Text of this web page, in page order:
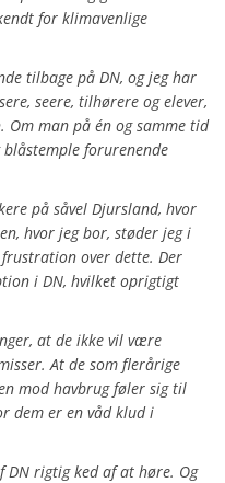
for klimavenlige
tilbage på DN, og jeg har
seere, tilhørere og elever,
Om man på én og samme tid
forurenende
på såvel Djursland, hvor
hvor jeg bor, støder jeg i
over dette. Der
i DN, hvilket oprigtigt
at de ikke vil være
At de som flerårige
mod havbrug føler sig til
dem er en våd klud i
DN rigtig ked af at høre. Og